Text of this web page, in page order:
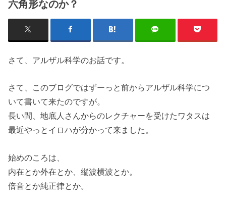
六角形なのか？
さて、アルザル科学のお話です。
さて、このブログではずーっと前からアルザル科学につ
いて書いて来たのですが。
長い間、地底人さんからのレクチャーを受けたワタスは
最近やっとイロハが分かって来ました。
始めのころは、
内在とか外在とか、縦波横波とか。
倍音とか純正律とか。